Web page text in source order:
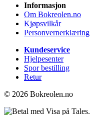
Informasjon
Om Bokreolen.no
Kjøpsvilkår
Personvernerklæring
Kundeservice
Hjelpesenter
Spor bestilling
Retur
© 2026 Bokreolen.no